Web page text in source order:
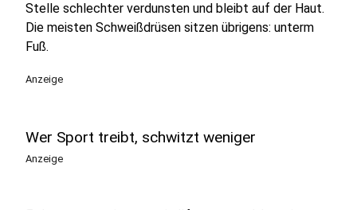
Stelle schlechter verdunsten und bleibt auf der Haut.
Die meisten Schweißdrüsen sitzen übrigens: unterm
Fuß.
Anzeige
Wer Sport treibt, schwitzt weniger
Anzeige